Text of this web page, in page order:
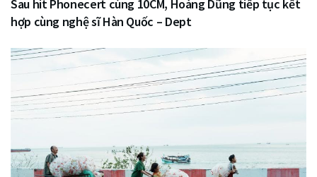
Sau hit Phonecert cùng 10CM, Hoàng Dũng tiếp tục kết
hợp cùng nghệ sĩ Hàn Quốc – Dept